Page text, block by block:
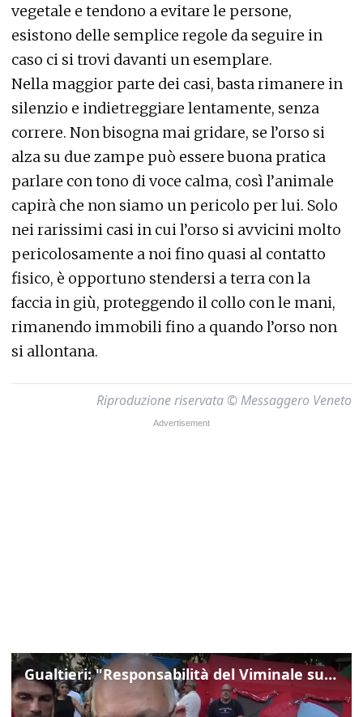
vegetale e tendono a evitare le persone,
esistono delle semplice regole da seguire in
caso ci si trovi davanti un esemplare.
Nella maggior parte dei casi, basta rimanere in
silenzio e indietreggiare lentamente, senza
correre. Non bisogna mai gridare, se l’orso si
alza su due zampe può essere buona pratica
parlare con tono di voce calma, così l’animale
capirà che non siamo un pericolo per lui. Solo
nei rarissimi casi in cui l’orso si avvicini molto
pericolosamente a noi fino quasi al contatto
fisico, è opportuno stendersi a terra con la
faccia in giù, proteggendo il collo con le mani,
rimanendo immobili fino a quando l’orso non
si allontana.
Riproduzione riservata © Messaggero Veneto
Gualtieri: "Responsabilità del Viminale su Spin Time? La posizione dei partiti è nota"